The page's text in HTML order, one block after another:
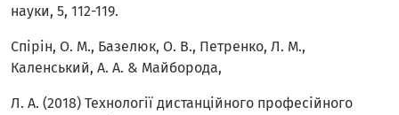
науки, 5, 112-119.
Спірін, О. М., Базелюк, О. В., Петренко, Л. М.,
Каленський, А. А. & Майборода,
Л. А. (2018) Технології дистанційного професійного